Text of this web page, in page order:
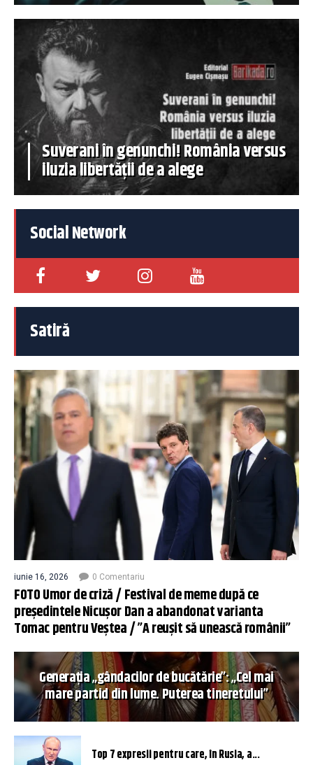
Suverani în genunchi! România versus
iluzia libertății de a alege
Social Network
Satiră
iunie 16, 2026 0 Comentariu
FOTO Umor de criză / Festival de meme după ce
președintele Nicușor Dan a abandonat varianta
Tomac pentru Veștea / ”A reușit să unească românii”
Generația „gândacilor de bucătărie”: „Cel mai
mare partid din lume. Puterea tineretului”
Top 7 expresii pentru care, în Rusia, a...